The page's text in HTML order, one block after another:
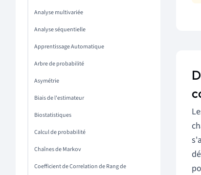
Analyse multivariée
Analyse séquentielle
Apprentissage Automatique
Arbre de probabilité
Asymétrie
Biais de l'estimateur
Biostatistiques
Calcul de probabilité
Chaînes de Markov
Coefficient de Correlation de Rang de